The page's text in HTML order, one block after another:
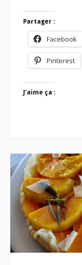
Partager :
Facebook
Pinterest
J’aime ça :